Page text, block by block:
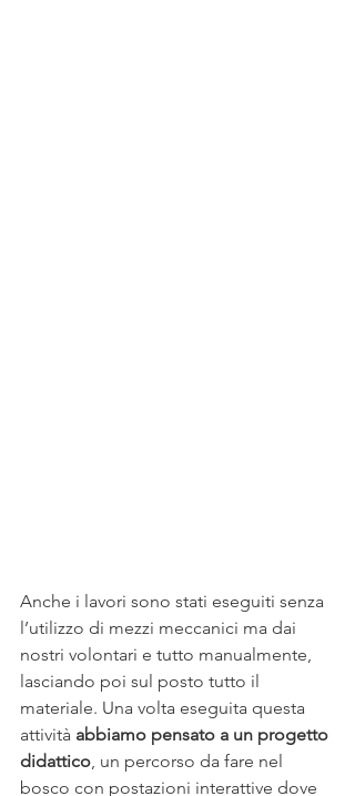
Anche i lavori sono stati eseguiti senza
l’utilizzo di mezzi meccanici ma dai
nostri volontari e tutto manualmente,
lasciando poi sul posto tutto il
materiale. Una volta eseguita questa
attività abbiamo pensato a un progetto
didattico, un percorso da fare nel
bosco con postazioni interattive dove